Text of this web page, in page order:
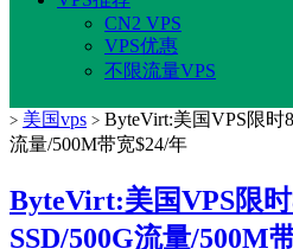
CN2 VPS
VPS优惠
不限流量VPS
> 美国vps > ByteVirt:美国VPS限时
流量/500M带宽$24/年
ByteVirt:美国VPS限
SSD/500G流量/500M